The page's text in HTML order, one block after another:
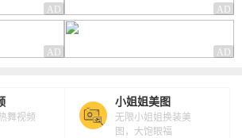
舞视频
小姐姐美图
无限小姐姐换装美
图，大饱眼福